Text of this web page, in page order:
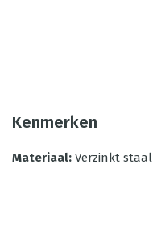
Kenmerken
Materiaal: Verzinkt staal